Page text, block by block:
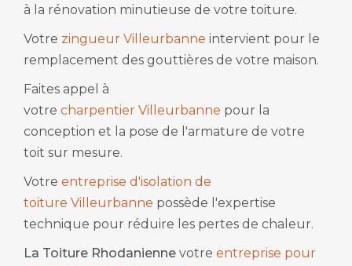
à la rénovation minutieuse de votre toiture.
Votre zingueur Villeurbanne intervient pour le
remplacement des gouttières de votre maison.
Faites appel à
votre charpentier Villeurbanne pour la
conception et la pose de l'armature de votre
toit sur mesure.
Votre entreprise d'isolation de
toiture Villeurbanne possède l'expertise
technique pour réduire les pertes de chaleur.
La Toiture Rhodanienne votre entreprise pour